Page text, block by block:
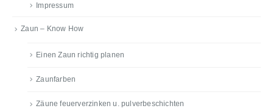
Impressum
Zaun – Know How
Einen Zaun richtig planen
Zaunfarben
Zäune feuerverzinken u. pulverbeschichten